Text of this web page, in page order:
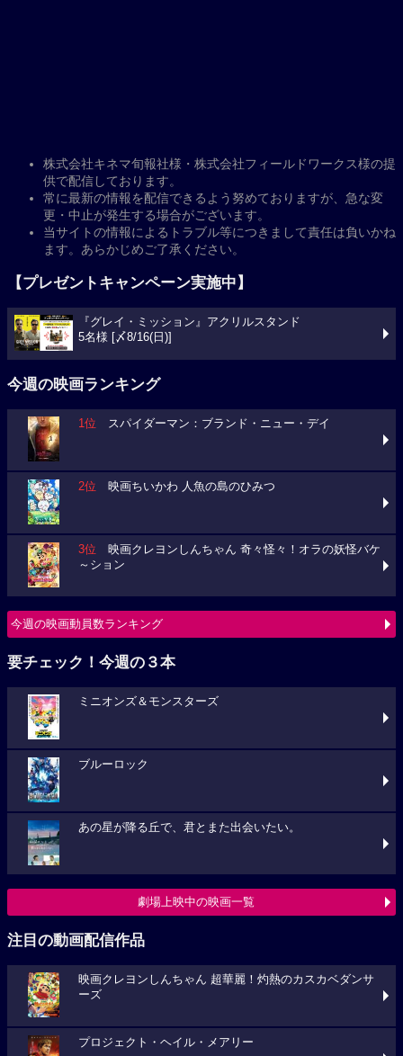
株式会社キネマ旬報社様・株式会社フィールドワークス様の提
供で配信しております。
常に最新の情報を配信できるよう努めておりますが、急な変
更・中止が発生する場合がございます。
当サイトの情報によるトラブル等につきまして責任は負いかね
ます。あらかじめご了承ください。
【プレゼントキャンペーン実施中】
『グレイ・ミッション』アクリルスタンド
5名様 [〆8/16(日)]
今週の映画ランキング
1位 スパイダーマン：ブランド・ニュー・デイ
2位 映画ちいかわ 人魚の島のひみつ
3位 映画クレヨンしんちゃん 奇々怪々！オラの妖怪バケ
～ション
今週の映画動員数ランキング
要チェック！今週の３本
ミニオンズ＆モンスターズ
ブルーロック
あの星が降る丘で、君とまた出会いたい。
劇場上映中の映画一覧
注目の動画配信作品
映画クレヨンしんちゃん 超華麗！灼熱のカスカベダンサ
ーズ
プロジェクト・ヘイル・メアリー